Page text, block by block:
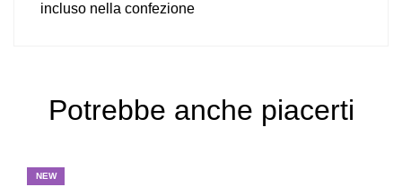
incluso nella confezione
Potrebbe anche piacerti
NEW